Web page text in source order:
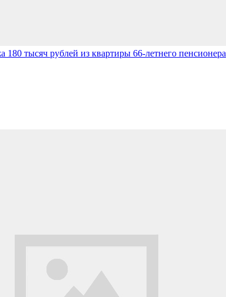
тысяч рублей из квартиры 66-летнего пенсионера